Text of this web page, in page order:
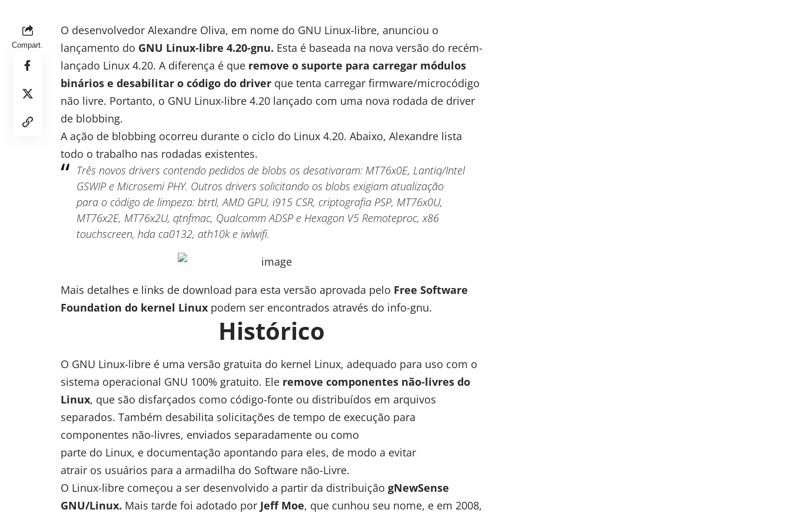
Compart.
O desenvolvedor Alexandre Oliva, em nome do GNU Linux-libre, anunciou o
lançamento do GNU Linux-libre 4.20-gnu. Esta é baseada na nova versão do recém-
lançado Linux 4.20. A diferença é que remove o suporte para carregar módulos
binários e desabilitar o código do driver que tenta carregar firmware/microcódigo
não livre. Portanto, o GNU Linux-libre 4.20 lançado com uma nova rodada de driver
de blobbing.
A ação de blobbing ocorreu durante o ciclo do Linux 4.20. Abaixo, Alexandre lista
todo o trabalho nas rodadas existentes.
Três novos drivers contendo pedidos de blobs os desativaram: MT76x0E, Lantiq/Intel
GSWIP e Microsemi PHY. Outros drivers solicitando os blobs exigiam atualização
para o código de limpeza: btrtl,AMD GPU, i915 CSR, criptografia PSP, MT76x0U,
MT76x2E, MT76x2U, qtnfmac, Qualcomm ADSP e Hexagon V5 Remoteproc, x86
touchscreen, hda ca0132, ath10k e iwlwifi.
Mais detalhes e links de download para esta versão aprovada pelo Free Software
Foundation do kernel Linux podem ser encontrados através do info-gnu.
Histórico
O GNU Linux-libre é uma versão gratuita do kernel Linux, adequado para uso com o
sistema operacional GNU 100% gratuito. Ele remove componentes não-livres do
Linux, que são disfarçados como código-fonte ou distribuídos em arquivos
separados. Também desabilita solicitações de tempo de execução para
componentes não-livres, enviados separadamente ou como
parte do Linux, e documentação apontando para eles, de modo a evitar
atrair os usuários para a armadilha do Software não-Livre.
O Linux-libre começou a ser desenvolvido a partir da distribuição gNewSense
GNU/Linux. Mais tarde foi adotado por Jeff Moe, que cunhou seu nome, e em 2008,